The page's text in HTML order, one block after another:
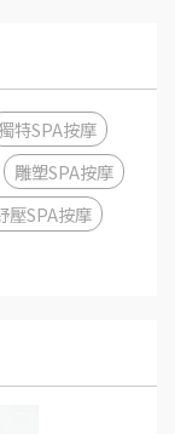
特SPA按摩
雕塑SPA按摩
壓SPA按摩